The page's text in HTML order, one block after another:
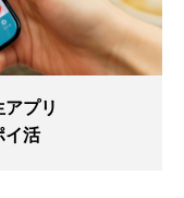
プリ
イ活